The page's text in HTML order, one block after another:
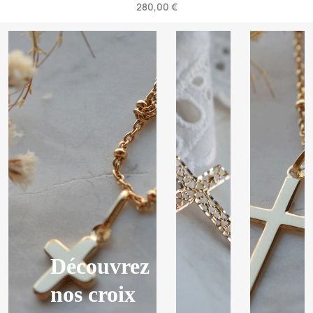
280,00 €
Découvrez
nos croix